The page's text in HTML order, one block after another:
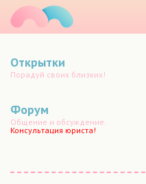
Открытки
Порадуй своих близких!
Форум
Общение и обсуждение.
Консультация юриста!